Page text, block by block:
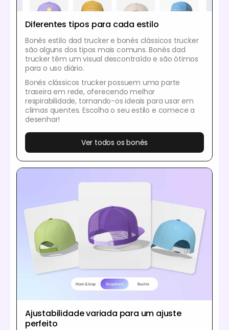
Diferentes tipos para cada estilo
Bonés estilo dad trucker e bonés clássicos trucker
são alguns dos tipos mais comuns. Bonés dad
trucker têm um visual descontraído e são ótimos
para o uso diário.
Bonés clássicos trucker possuem uma parte
traseira em rede, oferecendo melhor
respirabilidade, tornando-os ideais para usar em
climas quentes. Escolha o seu estilo e comece a
desenhar!
Ver todos os bonés
Ajustabilidade variada para um ajuste
perfeito